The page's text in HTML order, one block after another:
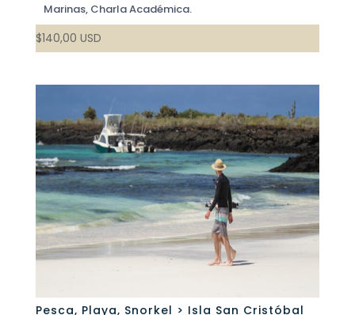
Marinas, Charla Académica.
$140,00 USD
Pesca, Playa, Snorkel > Isla San Cristóbal